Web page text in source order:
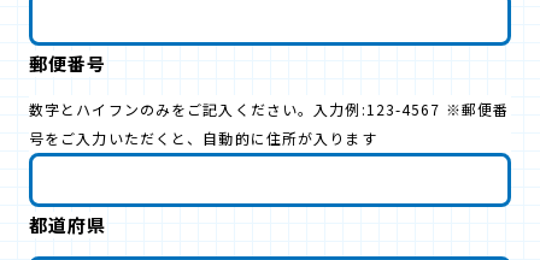
郵便番号
数字とハイフンのみをご記入ください。入力例:123-4567 ※郵便番
号をご入力いただくと、自動的に住所が入ります
都道府県